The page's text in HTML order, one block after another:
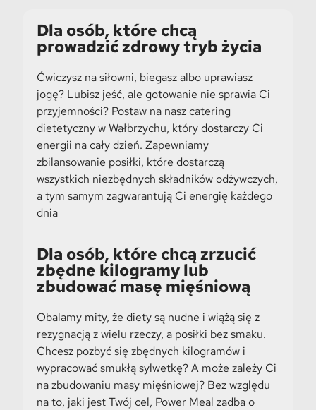
Dla osób, które chcą
prowadzić zdrowy tryb życia
Ćwiczysz na siłowni, biegasz albo uprawiasz
jogę? Lubisz jeść, ale gotowanie nie sprawia Ci
przyjemności? Postaw na nasz catering
dietetyczny w Wałbrzychu, który dostarczy Ci
energii na cały dzień. Zapewniamy
zbilansowanie posiłki, które dostarczą
wszystkich niezbędnych składników odżywczych,
a tym samym zagwarantują Ci energię każdego
dnia
Dla osób, które chcą zrzucić
zbędne kilogramy lub
zbudować masę mięśniową
Obalamy mity, że diety są nudne i wiążą się z
rezygnacją z wielu rzeczy, a posiłki bez smaku.
Chcesz pozbyć się zbędnych kilogramów i
wypracować smukłą sylwetkę? A może zależy Ci
na zbudowaniu masy mięśniowej? Bez względu
na to, jaki jest Twój cel, Power Meal zadba o